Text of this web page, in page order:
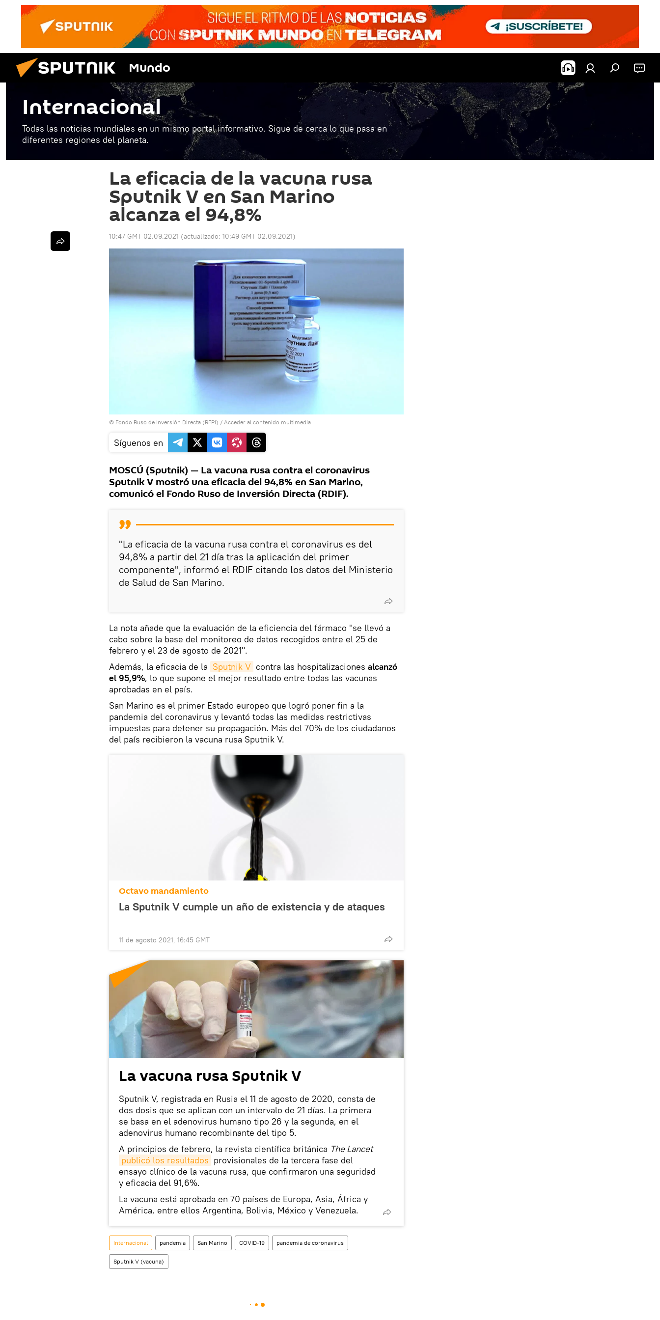
Mundo
Internacional
Todas las noticias mundiales en un mismo portal informativo. Sigue de cerca lo que pasa en
diferentes regiones del planeta.
La eficacia de la vacuna rusa
Sputnik V en San Marino
alcanza el 94,8%
10:47 GMT 02.09.2021 (actualizado: 10:49 GMT 02.09.2021)
© Fondo Ruso de Inversión Directa (RFPI) / Acceder al contenido multimedia
Síguenos en
MOSCÚ (Sputnik) — La vacuna rusa contra el coronavirus
Sputnik V mostró una eficacia del 94,8% en San Marino,
comunicó el Fondo Ruso de Inversión Directa (RDIF).
"La eficacia de la vacuna rusa contra el coronavirus es del
94,8% a partir del 21 día tras la aplicación del primer
componente", informó el RDIF citando los datos del Ministerio
de Salud de San Marino.
La nota añade que la evaluación de la eficiencia del fármaco "se llevó a
cabo sobre la base del monitoreo de datos recogidos entre el 25 de
febrero y el 23 de agosto de 2021".
Además, la eficacia de la Sputnik V contra las hospitalizaciones alcanzó
el 95,9%, lo que supone el mejor resultado entre todas las vacunas
aprobadas en el país.
San Marino es el primer Estado europeo que logró poner fin a la
pandemia del coronavirus y levantó todas las medidas restrictivas
impuestas para detener su propagación. Más del 70% de los ciudadanos
del país recibieron la vacuna rusa Sputnik V.
Octavo mandamiento
La Sputnik V cumple un año de existencia y de ataques
11 de agosto 2021, 16:45 GMT
La vacuna rusa Sputnik V
Sputnik V, registrada en Rusia el 11 de agosto de 2020, consta de
dos dosis que se aplican con un intervalo de 21 días. La primera
se basa en el adenovirus humano tipo 26 y la segunda, en el
adenovirus humano recombinante del tipo 5.
A principios de febrero, la revista científica británica The Lancet
publicó los resultados provisionales de la tercera fase del
ensayo clínico de la vacuna rusa, que confirmaron una seguridad
y eficacia del 91,6%.
La vacuna está aprobada en 70 países de Europa, Asia, África y
América, entre ellos Argentina, Bolivia, México y Venezuela.
Internacional pandemia San Marino COVID-19 pandemia de coronavirus
Sputnik V (vacuna)